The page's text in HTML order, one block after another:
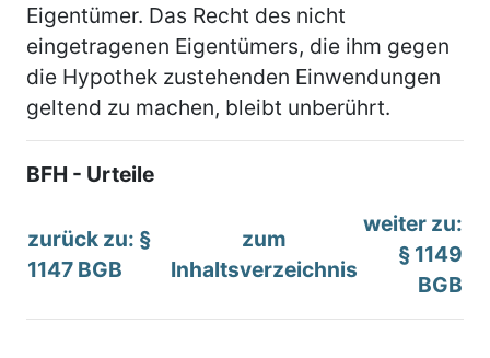
Eigentümer. Das Recht des nicht
eingetragenen Eigentümers, die ihm gegen
die Hypothek zustehenden Einwendungen
geltend zu machen, bleibt unberührt.
BFH - Urteile
zurück zu: §
1147 BGB
zum
Inhaltsverzeichnis
weiter zu:
§ 1149
BGB